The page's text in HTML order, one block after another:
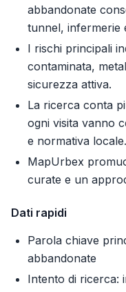
abbandonate
tunnel, infermerie
I rischi principali
contaminata,
sicurezza attiva.
La ricerca conta
ogni visita vanno
e normativa locale.
MapUrbex
curate e un
Dati rapidi
Parola chiave
abbandonate
Intento di ricerca: